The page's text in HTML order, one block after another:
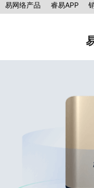
易网络产品 睿易APP